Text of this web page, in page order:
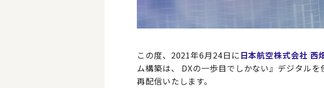
この度、2021年6月24日に日本航空株式会社 西
ム構築は、 DXの一歩目でしかない』デジタル
再配信いたします。